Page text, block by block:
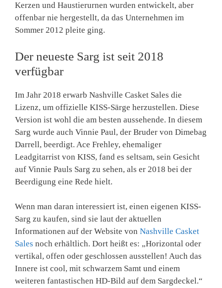
Kerzen und Haustierurnen wurden entwickelt, aber
offenbar nie hergestellt, da das Unternehmen im
Sommer 2012 pleite ging.
Der neueste Sarg ist seit 2018
verfügbar
Im Jahr 2018 erwarb Nashville Casket Sales die
Lizenz, um offizielle KISS-Särge herzustellen. Diese
Version ist wohl die am besten aussehende. In diesem
Sarg wurde auch Vinnie Paul, der Bruder von Dimebag
Darrell, beerdigt. Ace Frehley, ehemaliger
Leadgitarrist von KISS, fand es seltsam, sein Gesicht
auf Vinnie Pauls Sarg zu sehen, als er 2018 bei der
Beerdigung eine Rede hielt.
Wenn man daran interessiert ist, einen eigenen KISS-
Sarg zu kaufen, sind sie laut der aktuellen
Informationen auf der Website von Nashville Casket
Sales noch erhältlich. Dort heißt es: „Horizontal oder
vertikal, offen oder geschlossen ausstellen! Auch das
Innere ist cool, mit schwarzem Samt und einem
weiteren fantastischen HD-Bild auf dem Sargdeckel.“